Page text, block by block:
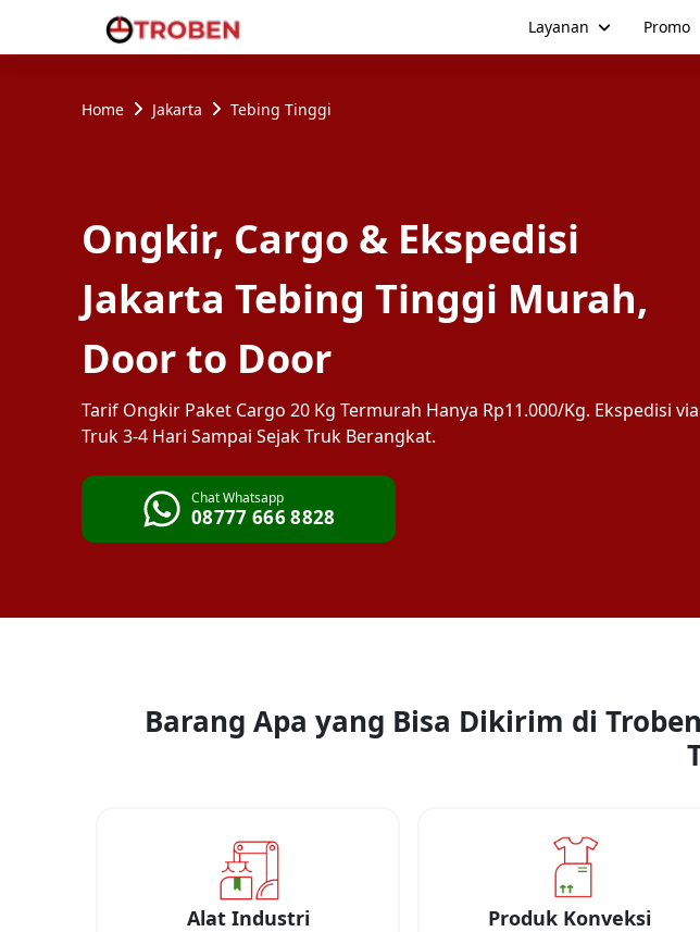
Layanan Promo
Home Jakarta Tebing Tinggi
Ongkir, Cargo & Ekspedisi
Jakarta Tebing Tinggi Murah,
Door to Door
Tarif Ongkir Paket Cargo 20 Kg Termurah Hanya Rp11.000/Kg. Ekspedisi via
Truk 3-4 Hari Sampai Sejak Truk Berangkat.
Chat Whatsapp
08777 666 8828
Barang Apa yang Bisa Dikirim di
Alat Industri Produk Konveksi